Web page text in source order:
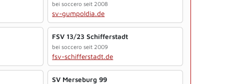
bei soccero seit 2008
sv-gumpoldia.de
FSV 13/23 Schifferstadt
bei soccero seit 2009
fsv-schifferstadt.de
SV Merseburg 99